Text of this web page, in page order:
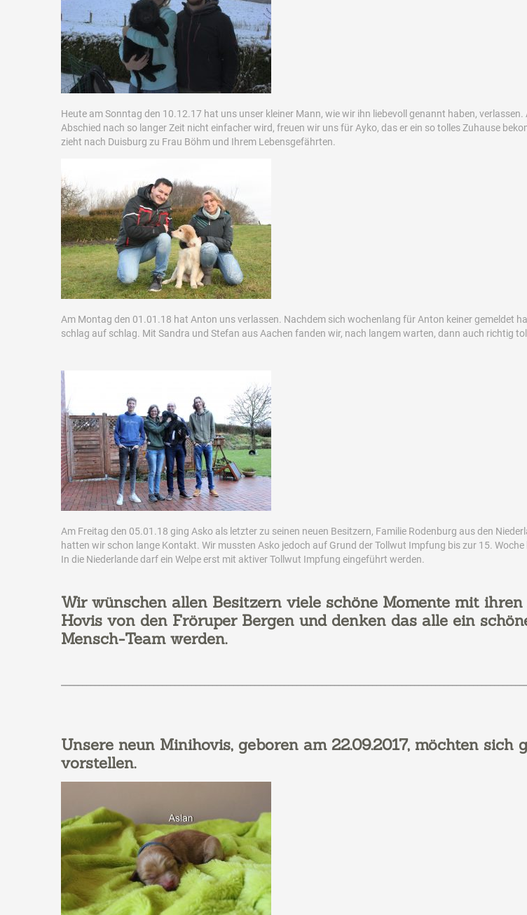
Heute am Sonntag den 10.12.17 hat uns unser kleiner Mann, wie wir ihn liebevoll genannt haben, verlassen.
Abschied nach so langer Zeit nicht einfacher wird, freuen wir uns für Ayko, das er ein so tolles Zuhause
zieht nach Duisburg zu Frau Böhm und Ihrem Lebensgefährten.
Am Montag den 01.01.18 hat Anton uns verlassen. Nachdem sich wochenlang für Anton keiner gemeldet
schlag auf schlag. Mit Sandra und Stefan aus Aachen fanden wir, nach langem warten, dann auch richtig
Am Freitag den 05.01.18 ging Asko als letzter zu seinen neuen Besitzern, Familie Rodenburg aus den
hatten wir schon lange Kontakt. Wir mussten Asko jedoch auf Grund der Tollwut Impfung bis zur 15. Woche
In die Niederlande darf ein Welpe erst mit aktiver Tollwut Impfung eingeführt werden.
Wir wünschen allen Besitzern viele schöne Momente mit ihren
Hovis von den Fröruper Bergen und denken das alle ein
Mensch-Team werden.
Unsere neun Minihovis, geboren am 22.09.2017, möchten sich
vorstellen.